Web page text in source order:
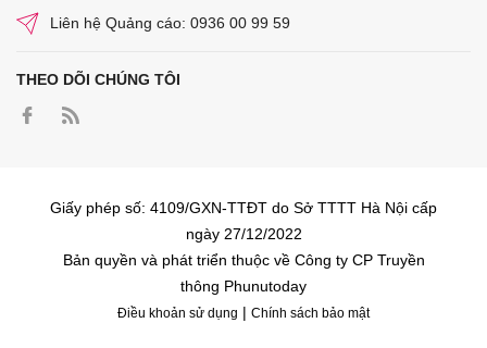
Liên hệ Quảng cáo: 0936 00 99 59
THEO DÕI CHÚNG TÔI
Giấy phép số: 4109/GXN-TTĐT do Sở TTTT Hà Nội cấp
ngày 27/12/2022
Bản quyền và phát triển thuộc về Công ty CP Truyền
thông Phunutoday
Điều khoản sử dụng | Chính sách bảo mật